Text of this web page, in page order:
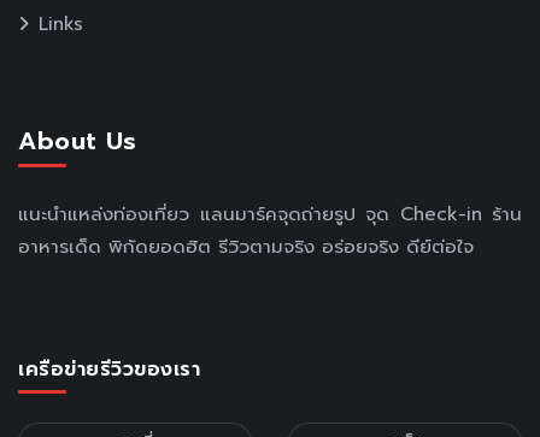
Links
About Us
แนะนำแหล่งท่องเที่ยว แลนมาร์คจุดถ่ายรูป จุด Check-in ร้าน
อาหารเด็ด พิกัดยอดฮิต รีวิวตามจริง อร่อยจริง ดีย์ต่อใจ
เครือข่ายรีวิวของเรา